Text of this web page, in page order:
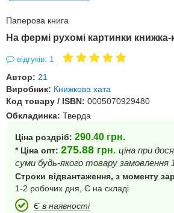
Паперова книга
На фермі рухомі картинки книжка-
відгуків: 1
Автор: 21
Виробник: Книжкова хата
Код товару / ISBN: 0005070929480
Обкладинка: Тверда
Ціна роздріб: 290.40 грн.
* Ціна опт: 275.88 грн. ціна при
суми будь-якого товару замовлення
Строки відвантаження, з моменту
1-2 робочих дня, Є на складі
Є в наявності